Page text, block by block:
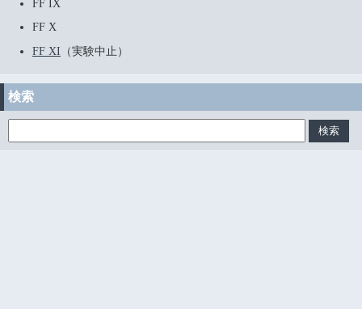
FF IX
FF X
FF XI （実験中止）
検索